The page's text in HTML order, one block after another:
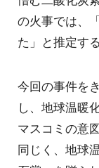
の火事では、
た」と推定す
今回の事件を
し、地球温暖
マスコミの意
同じく、地球